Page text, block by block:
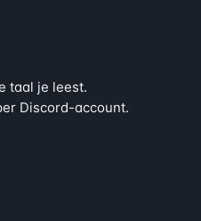
taal je leest.
Discord-account.